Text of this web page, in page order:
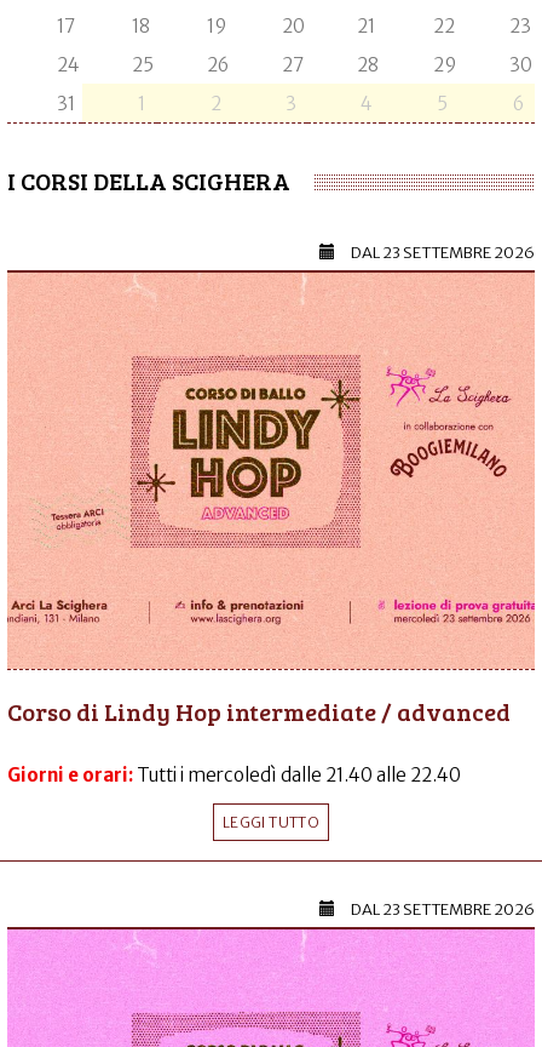
17
18 19 20 21 22
23
24
25 26 27 28 29
30
31
1 2 3 4 5 6
I CORSI DELLA SCIGHERA
DAL23 SETTEMBRE 2026
Corso di Lindy Hop intermediate / advanced
Giorni e orari: Tutti i mercoledì dalle 21.40 alle 22.40
LEGGI TUTTO
DAL23 SETTEMBRE 2026